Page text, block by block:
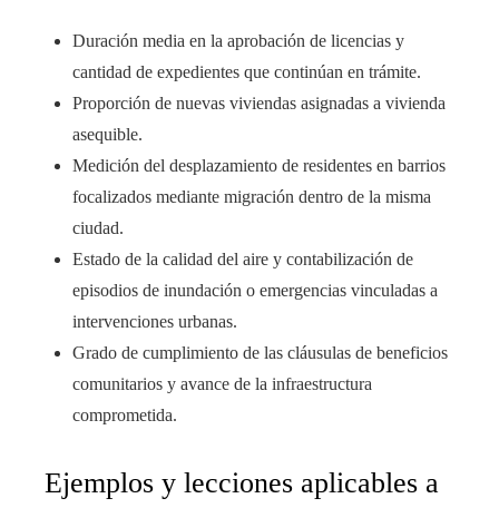
Duración media en la aprobación de licencias y
cantidad de expedientes que continúan en trámite.
Proporción de nuevas viviendas asignadas a vivienda
asequible.
Medición del desplazamiento de residentes en barrios
focalizados mediante migración dentro de la misma
ciudad.
Estado de la calidad del aire y contabilización de
episodios de inundación o emergencias vinculadas a
intervenciones urbanas.
Grado de cumplimiento de las cláusulas de beneficios
comunitarios y avance de la infraestructura
comprometida.
Ejemplos y lecciones aplicables a